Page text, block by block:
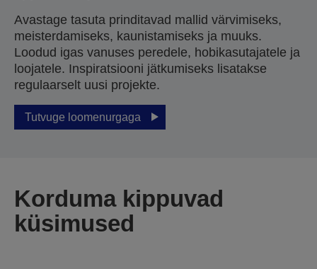
Avastage tasuta prinditavad mallid värvimiseks,
meisterdamiseks, kaunistamiseks ja muuks.
Loodud igas vanuses peredele, hobikasutajatele ja
loojatele. Inspiratsiooni jätkumiseks lisatakse
regulaarselt uusi projekte.
Tutvuge loomenurgaga
Korduma kippuvad
küsimused